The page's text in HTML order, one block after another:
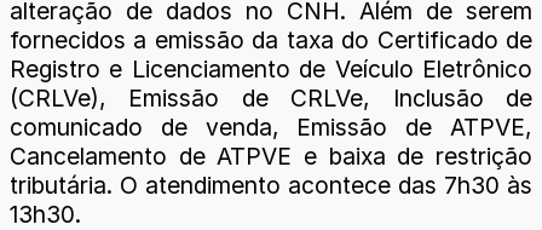
alteração de dados no CNH. Além de serem
fornecidos a emissão da taxa do Certificado de
Registro e Licenciamento de Veículo Eletrônico
(CRLVe), Emissão de CRLVe, Inclusão de
comunicado de venda, Emissão de ATPVE,
Cancelamento de ATPVE e baixa de restrição
tributária. O atendimento acontece das 7h30 às
13h30.